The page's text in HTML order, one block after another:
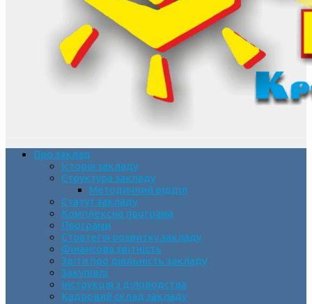
Про заклад
Історія закладу
Структура закладу
Методичний відділ
Статут закладу
Комплексна програма
Програми
Стратегія розвитку закладу
Фінансова звітність
Звіти про діяльність закладу
Закупівлі
Інструкція з діловодства
Кадровий склад закладу